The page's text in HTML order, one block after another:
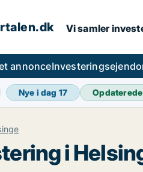
Vi samler
annonce
Nye i dag 17
i